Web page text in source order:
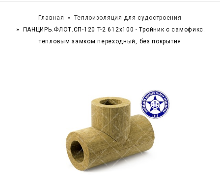
Главная
Теплоизоляция для судостроения
ПАНЦИРЬ.ФЛОТ.СП-120 T-2 612x100 - Тройник c самофикс.
тепловым замком переходный, без покрытия